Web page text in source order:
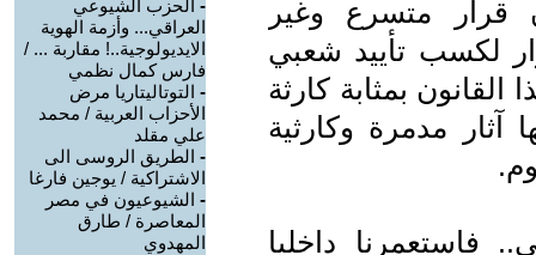
قرار متسرع وغير
لكسب تأييد شعبي
ناصر 52، ويعد هذا القانون بمثابة كارثة
مدمرة وكارثية
فاستعمرنا داخليا
- الحزب الشيوعي
العراقي... وأزمة الهوية
الايديولوجية..! مقاربة ... /
فارس كمال نظمي
- التوتاليتاريا مرض
الأحزاب العربية / محمد
علي مقلد
- الطريق الروسى الى
الاشتراكية / يوجين فارغا
- الشيوعيون في مصر
المعاصرة / طارق
المهدوي